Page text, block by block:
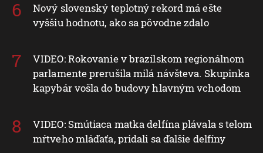
Nový slovenský teplotný rekord má ešte
vyššiu hodnotu, ako sa pôvodne zdalo
VIDEO: Rokovanie v brazílskom regionálnom
parlamente prerušila milá návšteva. Skupinka
kapybár vošla do budovy hlavným vchodom
VIDEO: Smútiaca matka delfína plávala s telom
mŕtveho mláďaťa, pridali sa ďalšie delfíny